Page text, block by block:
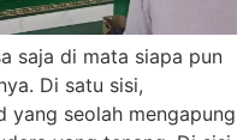
saja di mata siapa pun
Di satu sisi,
yang seolah mengapung